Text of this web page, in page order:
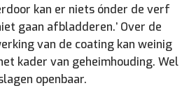
kan er niets ónder de verf
gaan afbladderen.’ Over de
van de coating kan weinig
kader van geheimhouding. Wel
openbaar.